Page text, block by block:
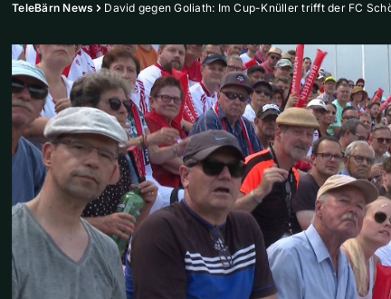
TeleBärn News David gegen Goliath: Im Cup-Knüller trifft der FC